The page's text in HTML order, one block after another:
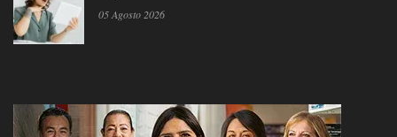
05 Agosto 2026